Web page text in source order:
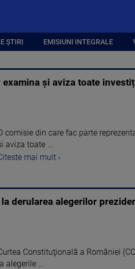
ȘTIRI EMISIUNI INTEGRALE
și aviza toate
comisie din care fac parte
aviza toate ...
mai mult ›
derularea alegerilor
Constituţională a României
alegerile ...